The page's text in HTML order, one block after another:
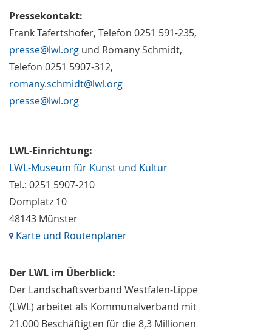
Pressekontakt:
Frank Tafertshofer, Telefon 0251 591-235,
presse@lwl.org und Romany Schmidt,
Telefon 0251 5907-312,
romany.schmidt@lwl.org
presse@lwl.org
LWL-Einrichtung:
LWL-Museum für Kunst und Kultur
Tel.: 0251 5907-210
Domplatz 10
48143 Münster
Karte und Routenplaner
Der LWL im Überblick:
Der Landschaftsverband Westfalen-Lippe
(LWL) arbeitet als Kommunalverband mit
21.000 Beschäftigten für die 8,3 Millionen